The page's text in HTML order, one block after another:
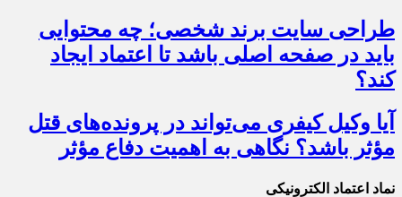
طراحی سایت برند شخصی؛ چه محتوایی
باید در صفحه اصلی باشد تا اعتماد ایجاد
کند؟
آیا وکیل کیفری می‌تواند در پرونده‌های قتل
مؤثر باشد؟ نگاهی به اهمیت دفاع مؤثر
نماد اعتماد الکترونیکی